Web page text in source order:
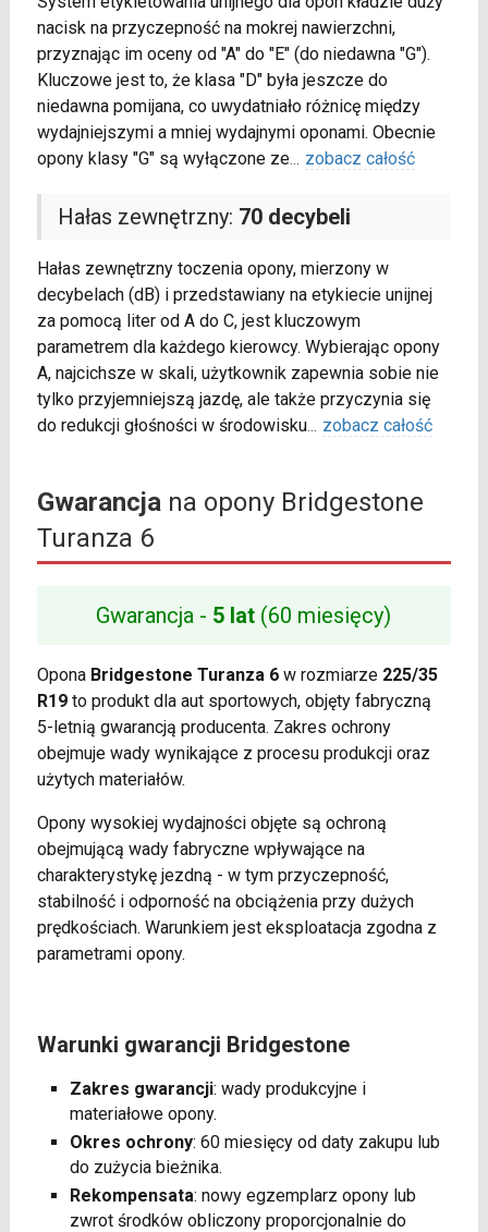
nacisk na przyczepność na mokrej nawierzchni,
przyznając im oceny od "A" do "E" (do niedawna "G").
Kluczowe jest to, że klasa "D" była jeszcze do
niedawna pomijana, co uwydatniało różnicę między
wydajniejszymi a mniej wydajnymi oponami. Obecnie
opony klasy "G" są wyłączone ze... zobacz całość
Hałas zewnętrzny: 70 decybeli
Hałas zewnętrzny toczenia opony, mierzony w
decybelach (dB) i przedstawiany na etykiecie unijnej
za pomocą liter od A do C, jest kluczowym
parametrem dla każdego kierowcy. Wybierając opony
A, najcichsze w skali, użytkownik zapewnia sobie nie
tylko przyjemniejszą jazdę, ale także przyczynia się
do redukcji głośności w środowisku... zobacz całość
Gwarancjana opony Bridgestone
Turanza 6
Gwarancja - 5 lat (60 miesięcy)
Opona Bridgestone Turanza 6w rozmiarze 225/35
R19to produkt dla aut sportowych, objęty fabryczną
5-letnią gwarancją producenta. Zakres ochrony
obejmuje wady wynikające z procesu produkcji oraz
użytych materiałów.
Opony wysokiej wydajności objęte są ochroną
obejmującą wady fabryczne wpływające na
charakterystykę jezdną - w tym przyczepność,
stabilność i odporność na obciążenia przy dużych
prędkościach. Warunkiem jest eksploatacja zgodna z
parametrami opony.
Warunki gwarancji Bridgestone
Zakres gwarancji: wady produkcyjne i
materiałowe opony.
Okres ochrony: 60 miesięcy od daty zakupu lub
do zużycia bieżnika.
Rekompensata: nowy egzemplarz opony lub
zwrot środków obliczony proporcjonalnie do